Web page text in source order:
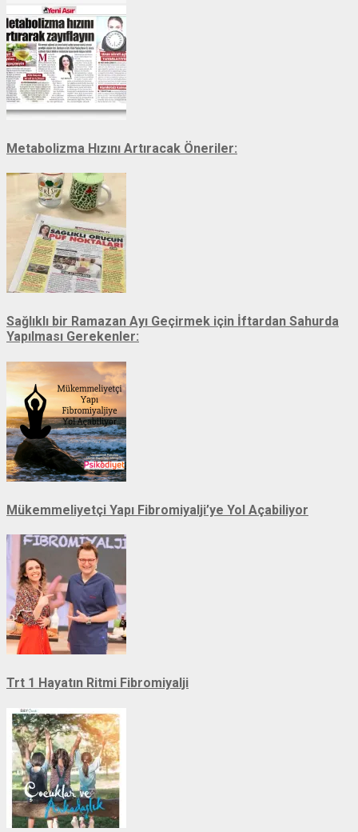
Metabolizma Hızını Artıracak Öneriler:
Sağlıklı bir Ramazan Ayı Geçirmek için İftardan Sahurda
Yapılması Gerekenler:
Mükemmeliyetçi Yapı Fibromiyalji’ye Yol Açabiliyor
Trt 1 Hayatın Ritmi Fibromiyalji